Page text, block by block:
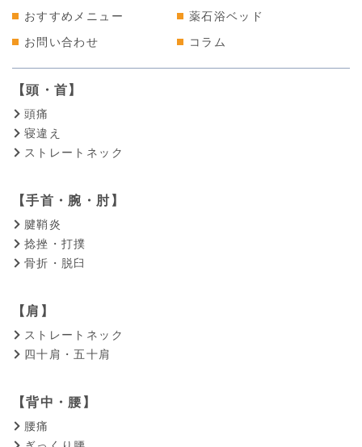
おすすめメニュー 薬石浴ベッド
お問い合わせ コラム
【頭・首】
頭痛
寝違え
ストレートネック
【手首・腕・肘】
腱鞘炎
捻挫・打撲
骨折・脱臼
【肩】
ストレートネック
四十肩・五十肩
【背中・腰】
腰痛